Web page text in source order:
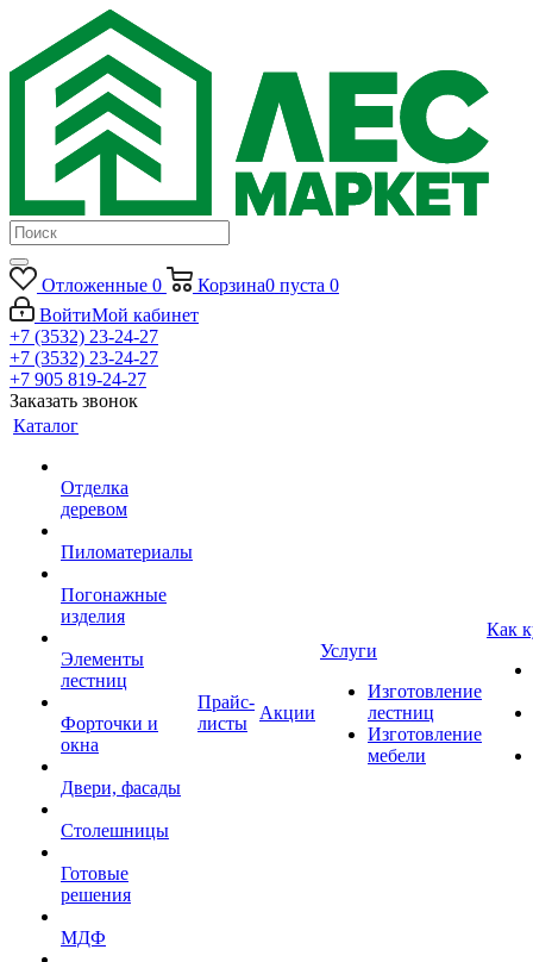
Отложенные 0 Корзина0 пуста 0
ВойтиМой кабинет
+7 (3532) 23-24-27
+7 (3532) 23-24-27
+7 905 819-24-27
Заказать звонок
Каталог
Отделка
деревом
Пиломатериалы
Погонажные
изделия
Элементы
лестниц
Форточки и
окна
Двери, фасады
Столешницы
Готовые
решения
МДФ
Прайс-
листы
Акции
Услуги
Изготовление
лестниц
Изготовление
мебели
Как